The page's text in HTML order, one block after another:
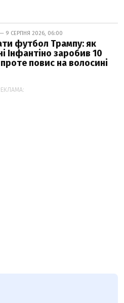
— 9 СЕРПНЯ 2026, 06:00
футбол Трампу: як
Інфантіно заробив 10
повис на волосині